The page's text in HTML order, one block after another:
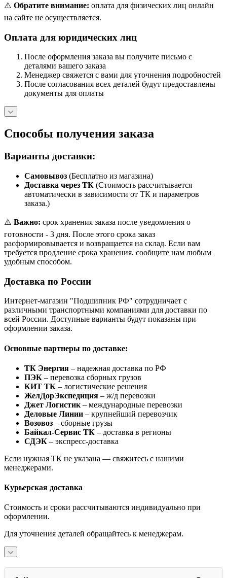
⚠️ Обратите внимание: оплата для физических лиц онлайн
на сайте не осуществляется.
Оплата для юридических лиц
После оформления заказа вы получите письмо с
деталями вашего заказа
Менеджер свяжется с вами для уточнения подробностей
После согласования всех деталей будут предоставлены
документы для оплаты
Способы получения заказа
Варианты доставки:
Самовывоз (Бесплатно из магазина)
Доставка через ТК (Стоимость рассчитывается
автоматически в зависимости от ТК и параметров
заказа.)
⚠️ Важно: срок хранения заказа после уведомления о
готовности - 3 дня. После этого срока заказ
расформировывается и возвращается на склад. Если вам
требуется продление срока хранения, сообщите нам любым
удобным способом.
Доставка по России
Интернет-магазин "Подшипник РФ" сотрудничает с
различными транспортными компаниями для доставки по
всей России. Доступные варианты будут показаны при
оформлении заказа.
Основные партнеры по доставке:
ТК Энергия – надежная доставка по РФ
ПЭК – перевозка сборных грузов
КИТ ТК – логистические решения
ЖелДорЭкспедиция – ж/д перевозки
Джет Логистик – международные перевозки
Деловые Линии – крупнейший перевозчик
Возовоз – сборные грузы
Байкал-Сервис ТК – доставка в регионы
СДЭК – экспресс-доставка
Если нужная ТК не указана — свяжитесь с нашими
менеджерами.
Курьерская доставка
Стоимость и сроки рассчитываются индивидуально при
оформлении.
Для уточнения деталей обращайтесь к менеджерам.